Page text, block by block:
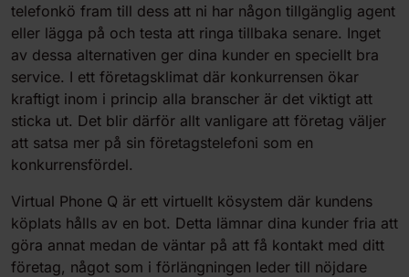
telefonkö fram till dess att ni har någon tillgänglig agent
eller lägga på och testa att ringa tillbaka senare. Inget
av dessa alternativen ger dina kunder en speciellt bra
service. I ett företagsklimat där konkurrensen ökar
kraftigt inom i princip alla branscher är det viktigt att
sticka ut. Det blir därför allt vanligare att företag väljer
att satsa mer på sin företagstelefoni som en
konkurrensfördel.
Virtual Phone Q är ett virtuellt kösystem där kundens
köplats hålls av en bot. Detta lämnar dina kunder fria att
göra annat medan de väntar på att få kontakt med ditt
företag, något som i förlängningen leder till nöjdare